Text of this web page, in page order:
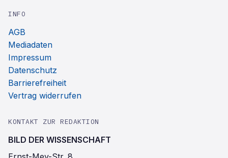
INFO
AGB
Mediadaten
Impressum
Datenschutz
Barrierefreiheit
Vertrag widerrufen
KONTAKT ZUR REDAKTION
BILD DER WISSENSCHAFT